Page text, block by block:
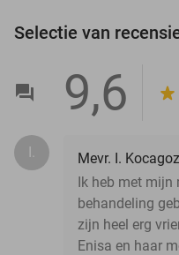
Selectie van
9,6
I.
Mevr. I. Kocagoz
Ik heb met mijn
behandeling
zijn heel erg
Enisa en haar